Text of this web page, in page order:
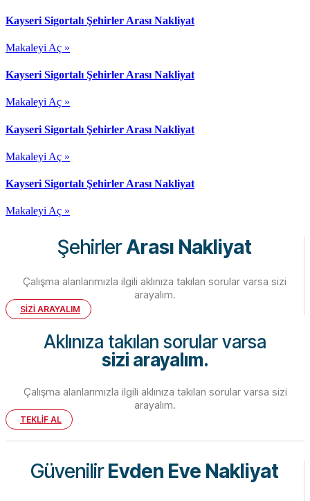
Kayseri Sigortalı Şehirler Arası Nakliyat
Makaleyi Aç »
Kayseri Sigortalı Şehirler Arası Nakliyat
Makaleyi Aç »
Kayseri Sigortalı Şehirler Arası Nakliyat
Makaleyi Aç »
Kayseri Sigortalı Şehirler Arası Nakliyat
Makaleyi Aç »
ŞehirlerArası Nakliyat
Çalışma alanlarımızla ilgili aklınıza takılan sorular varsa sizi
arayalım.
SİZİ ARAYALIM
Aklınıza takılan sorular varsa
sizi arayalım.
Çalışma alanlarımızla ilgili aklınıza takılan sorular varsa sizi
arayalım.
TEKLİF AL
GüvenilirEvden Eve Nakliyat